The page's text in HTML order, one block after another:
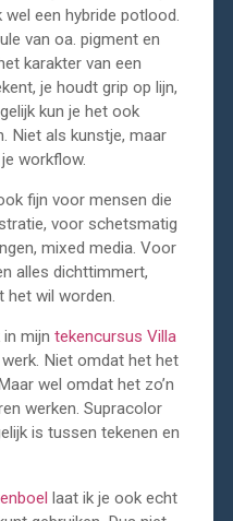
een hybride potlood.
van oa. pigment en
karakter van een
je houdt grip op lijn,
kun je het ook
Niet als kunstje, maar
workflow.
fijn voor mensen die
voor schetsmatig
mixed media. Voor
alles dichttimmert,
het wil worden.
mijn tekencursus Villa
Niet omdat het het
wel omdat het zo’n
werken. Supracolor
is tussen tekenen en
laat ik je ook echt